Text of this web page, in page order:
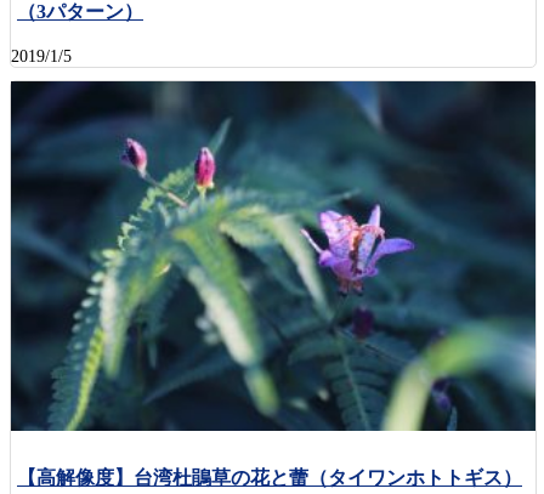
（3パターン）
2019/1/5
【高解像度】台湾杜鵑草の花と蕾（タイワンホトトギス）